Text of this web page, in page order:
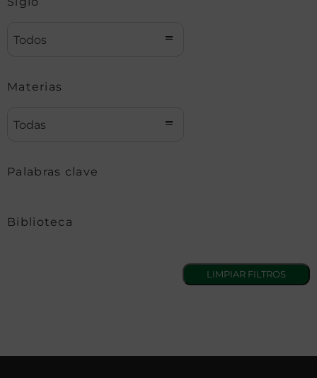
Todos
Materias
Todas
Palabras clave
Biblioteca